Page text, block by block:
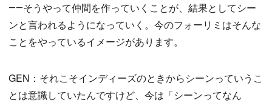
――そうやって仲間を作っていくことが、結果としてシー
ンと言われるようになっていく。今のフォーリミはそんな
ことをやっているイメージがあります。
GEN：それこそインディーズのときからシーンっていうこ
とは意識していたんですけど、今は「シーンってなん